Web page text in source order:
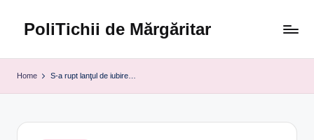
PoliTichii de Mărgăritar
Home S-a rupt lanţul de iubire…